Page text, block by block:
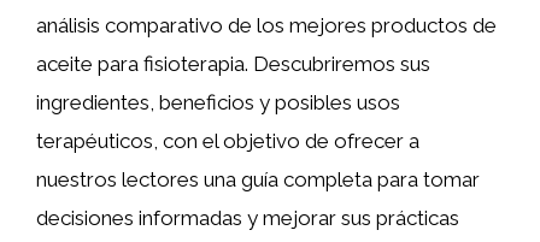
análisis comparativo de los mejores productos de
aceite para fisioterapia. Descubriremos sus
ingredientes, beneficios y posibles usos
terapéuticos, con el objetivo de ofrecer a
nuestros lectores una guía completa para tomar
decisiones informadas y mejorar sus prácticas